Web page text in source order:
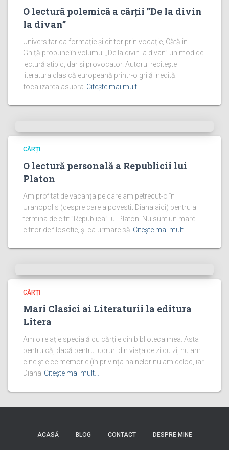
O lectură polemică a cărții ”De la divin
la divan”
Universitar ca formație și cititor prin vocație, Cătălin
Ghiță propune în volumul „De la divin la divan” un mod de
lectură atipic, dar și provocator. Autorul recitește
literatura clasică europeană printr-o grilă inedită:
focalizarea asupra Citește mai mult…
CĂRȚI
O lectură personală a Republicii lui
Platon
Am profitat de vacanța pe care am petrecut-o în
Uranopolis (despre care a povestit Diana aici) pentru a
termina de citit ”Republica” lui Platon. Nu sunt un mare
cititor de filosofie, și ca urmare să Citește mai mult…
CĂRȚI
Mari Clasici ai Literaturii la editura
Litera
Am o relație specială cu cărțile din biblioteca mea. Asta
pentru că, dacă pentru lucruri din viața de zi cu zi, nu am
cine știe ce memorie (în privința hainelor nu am deloc, iar
Diana Citește mai mult…
ACASĂ BLOG CONTACT DESPRE MINE